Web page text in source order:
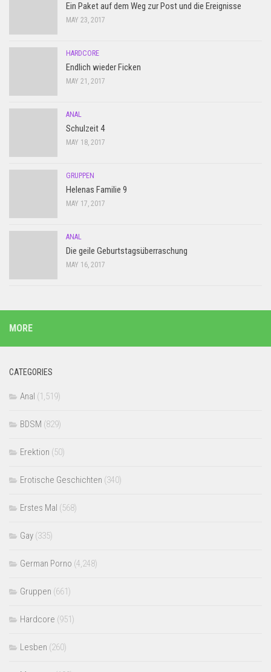
Ein Paket auf dem Weg zur Post und die Ereignisse
MAY 23, 2017
HARDCORE
Endlich wieder Ficken
MAY 21, 2017
ANAL
Schulzeit 4
MAY 18, 2017
GRUPPEN
Helenas Familie 9
MAY 17, 2017
ANAL
Die geile Geburtstagsüberraschung
MAY 16, 2017
MORE
CATEGORIES
Anal (1,519)
BDSM (829)
Erektion (50)
Erotische Geschichten (340)
Erstes Mal (568)
Gay (335)
German Porno (4,248)
Gruppen (661)
Hardcore (951)
Lesben (260)